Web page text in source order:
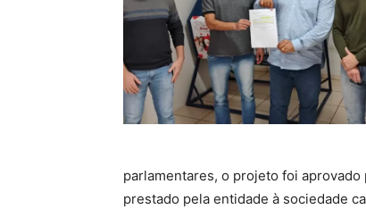
parlamentares, o projeto foi
prestado pela entidade à sociedade